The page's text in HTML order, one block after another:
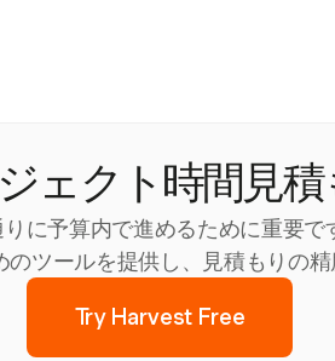
ェクト時間見積
に予算内で進めるために重要
ツールを提供し、見積もりの精
Try Harvest Free